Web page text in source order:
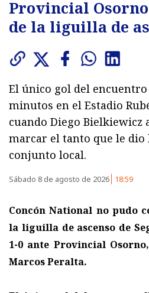
Provincial
de la liguilla de
El único gol del encuentro
minutos en el Estadio
cuando Diego Bielkiewicz
marcar el tanto que le dio
conjunto local.
Sábado 8 de agosto de 2026 18:59
Concón National no pudo
la liguilla de ascenso de
1-0 ante Provincial
Marcos Peralta.